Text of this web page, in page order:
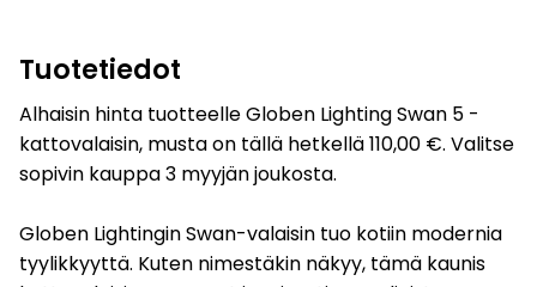
Tuotetiedot
Alhaisin hinta tuotteelle Globen Lighting Swan 5 -
kattovalaisin, musta on tällä hetkellä 110,00 €. Valitse
sopivin kauppa 3 myyjän joukosta.
Globen Lightingin Swan-valaisin tuo kotiin modernia
tyylikkyyttä. Kuten nimestäkin näkyy, tämä kaunis